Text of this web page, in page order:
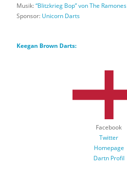
Musik:“Blitzkrieg Bop” von The Ramones
Sponsor: Unicorn Darts
Keegan Brown Darts:
Facebook
Twitter
Homepage
Dartn Profil